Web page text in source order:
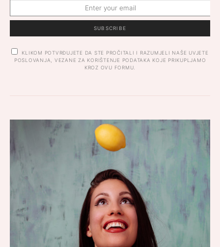
SUBSCRIBE
KLIKOM POTVRĐUJETE DA STE PROČITALI I RAZUMJELI NAŠE UVJETE
POSLOVANJA, VEZANE ZA KORIŠTENJE PODATAKA KOJE PRIKUPLJAMO
KROZ OVU FORMU.